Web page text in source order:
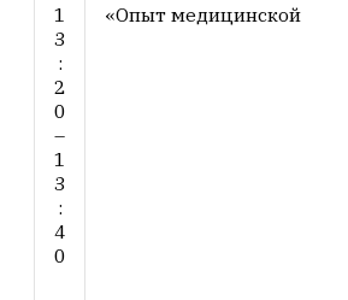
1
3
:
2
0
–
1
3
:
4
0
«Опыт медицинской